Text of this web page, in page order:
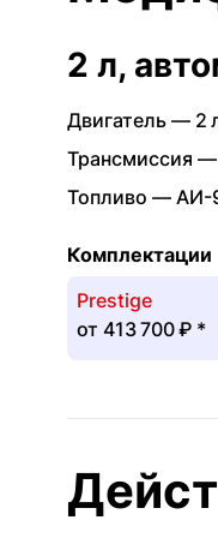
2 л,
Двигатель — 2
Трансмиссия —
Топливо — АИ-
Комплектации
Prestige
от 413 700 ₽ *